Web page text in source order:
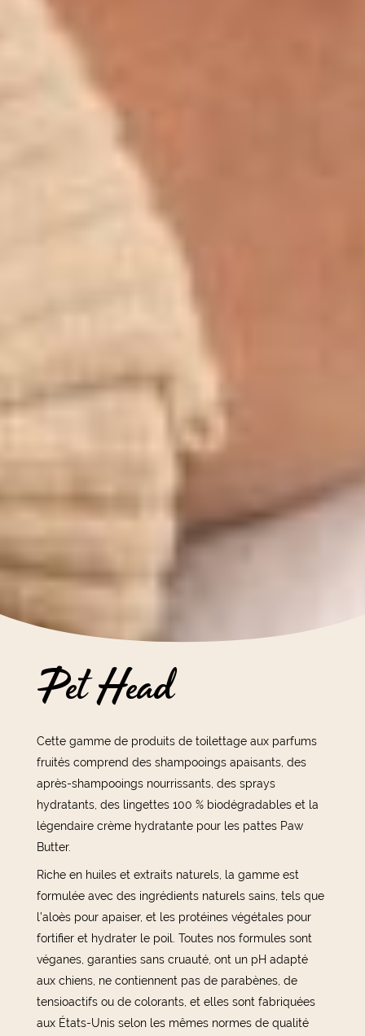
Pet Head
Cette gamme de produits de toilettage aux parfums
fruités comprend des shampooings apaisants, des
après-shampooings nourrissants, des sprays
hydratants, des lingettes 100 % biodégradables et la
légendaire crème hydratante pour les pattes Paw
Butter.
Riche en huiles et extraits naturels, la gamme est
formulée avec des ingrédients naturels sains, tels que
l’aloès pour apaiser, et les protéines végétales pour
fortifier et hydrater le poil. Toutes nos formules sont
véganes, garanties sans cruauté, ont un pH adapté
aux chiens, ne contiennent pas de parabènes, de
tensioactifs ou de colorants, et elles sont fabriquées
aux États-Unis selon les mêmes normes de qualité